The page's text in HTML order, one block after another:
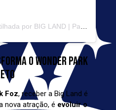
Uma publicação compartilhada por BIG LAND | Parque Temático (@biglandoficial)
O WONDER PARK
Foz, receber a Big Land é
nova atração, é evoluir o